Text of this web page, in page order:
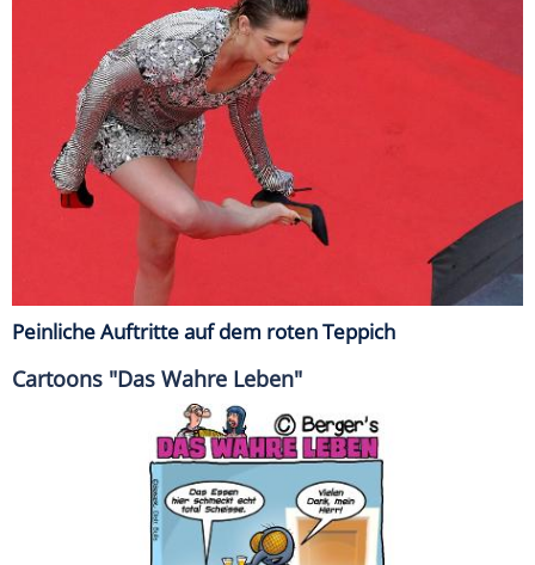
Peinliche Auftritte auf dem roten Teppich
Cartoons "Das Wahre Leben"